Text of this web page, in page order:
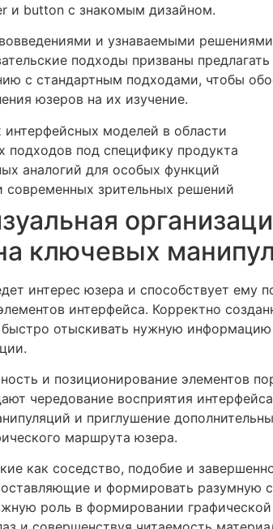
и button с знакомым дизайном.
и узнаваемыми
подходы призваны
с стандартным подходами, чтобы
юзеров на их изучение.
интерфейсных моделей в области
подходов под специфику продукта
аналогий для особых функций
современных зрительных решений
ключевых
интерес юзера и способствует ему
интерфейса. Корректно
быстро отыскивать нужную
и позиционирование элементов
чередование восприятия
и приглушение
маршрута юзера.
как соседство, подобие и
и формировать разумную
роль в формировании графической